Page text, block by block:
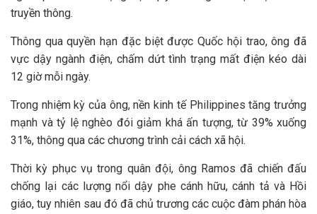
truyền thông.
Thông qua quyền hạn đặc biệt được Quốc hội trao, ông đã
vực dậy ngành điện, chấm dứt tình trạng mất điện kéo dài
12 giờ mỗi ngày.
Trong nhiệm kỳ của ông, nền kinh tế Philippines tăng trưởng
mạnh và tỷ lệ nghèo đói giảm khá ấn tượng, từ 39% xuống
31%, thông qua các chương trình cải cách xã hội.
Thời kỳ phục vụ trong quân đội, ông Ramos đã chiến đấu
chống lại các lượng nổi dậy phe cánh hữu, cánh tả và Hồi
giáo, tuy nhiên sau đó đã chủ trương các cuộc đàm phán hòa